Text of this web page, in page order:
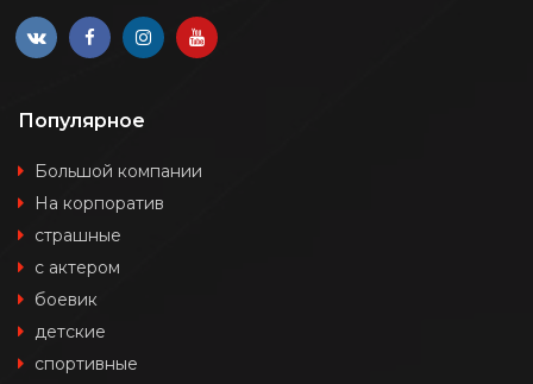
Популярное
Большой компании
На корпоратив
страшные
с актером
боевик
детские
спортивные